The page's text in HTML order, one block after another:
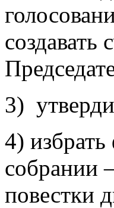
3)
4)
собрании
повестки